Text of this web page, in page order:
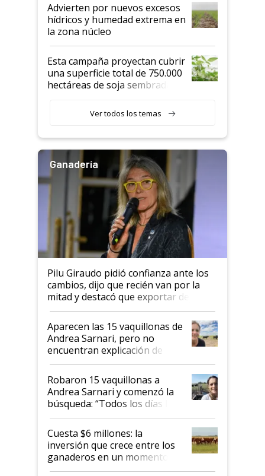
Advierten por nuevos excesos
hídricos y humedad extrema en
la zona núcleo
Esta campaña proyectan cubrir
una superficie total de 750.000
hectáreas de soja sembradas
variedades que marcan un
salto tecnológico en genética y
Ver todos los temas
Ganadería
Pilu Giraudo pidió confianza ante los
cambios, dijo que recién van por la
mitad y destacó que exportar dejó de
ser "para unos pocos": "Tenemos un
mandato muy claro del gobierno
nacional"
Aparecen las 15 vaquillonas de
Andrea Sarnari, pero no
encuentran explicación de
cómo llegaron allí
Robaron 15 vaquillonas a
Andrea Sarnari y comenzó la
búsqueda: “Todos los días le
toca a algún productor”
Cuesta $6 millones: la
inversión que crece entre los
ganaderos en un momento
histórico para la actividad